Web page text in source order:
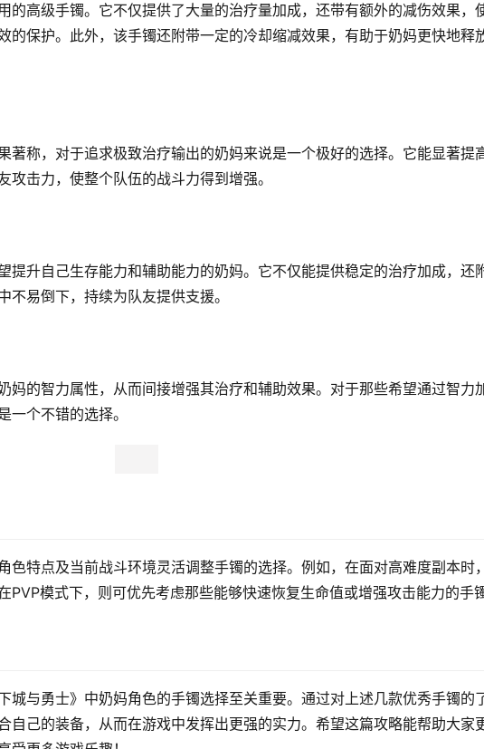
的高级手镯。它不仅提供了大量的治疗量加成，还带有额外的减伤效果，
的保护。此外，该手镯还附带一定的冷却缩减效果，有助于奶妈更快地释
著称，对于追求极致治疗输出的奶妈来说是一个极好的选择。它能显著提
击力，使整个队伍的战斗力得到增强。
提升自己生存能力和辅助能力的奶妈。它不仅能提供稳定的治疗加成，还
易倒下，持续为队友提供支援。
妈的智力属性，从而间接增强其治疗和辅助效果。对于那些希望通过智力
一个不错的选择。